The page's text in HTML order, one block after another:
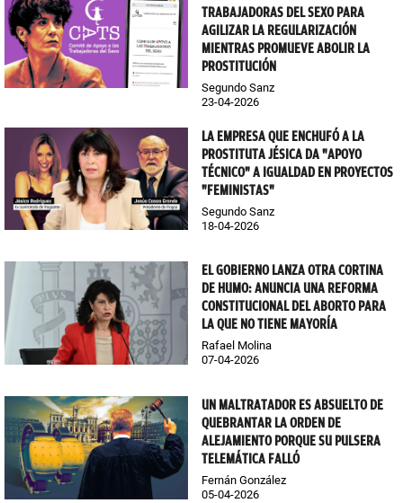
TRABAJADORAS DEL SEXO PARA
AGILIZAR LA REGULARIZACIÓN
MIENTRAS PROMUEVE ABOLIR LA
PROSTITUCIÓN
Segundo Sanz
23-04-2026
LA EMPRESA QUE ENCHUFÓ A LA
PROSTITUTA JÉSICA DA "APOYO
TÉCNICO" A IGUALDAD EN PROYECTOS
"FEMINISTAS"
Segundo Sanz
18-04-2026
EL GOBIERNO LANZA OTRA CORTINA
DE HUMO: ANUNCIA UNA REFORMA
CONSTITUCIONAL DEL ABORTO PARA
LA QUE NO TIENE MAYORÍA
Rafael Molina
07-04-2026
UN MALTRATADOR ES ABSUELTO DE
QUEBRANTAR LA ORDEN DE
ALEJAMIENTO PORQUE SU PULSERA
TELEMÁTICA FALLÓ
Fernán González
05-04-2026